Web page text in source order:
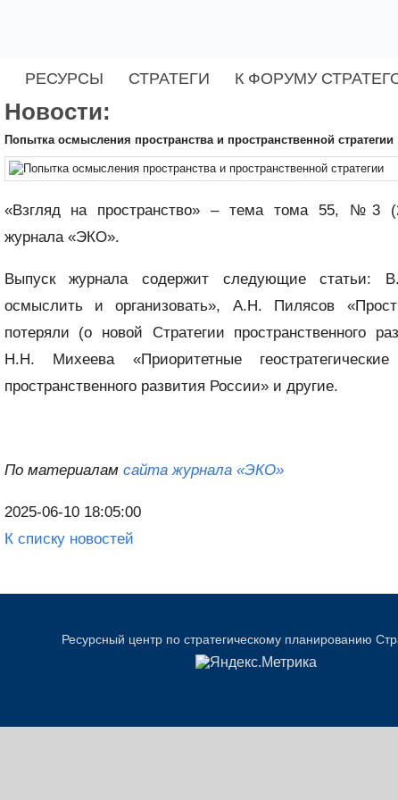
РЕСУРСЫ СТРАТЕГИ К ФОРУМУ
Новости:
Попытка осмысления пространства и пространственной стратегии
«Взгляд на пространство» – тема тома 55, №3
журнала «ЭКО».
Выпуск журнала содержит следующие статьи:
осмыслить и организовать», А.Н. Пилясов
потеряли (о новой Стратегии пространственного
Н.Н. Михеева «Приоритетные
пространственного развития России» и другие.
По материалам сайта журнала «ЭКО»
2025-06-10 18:05:00
К списку новостей
Ресурсный центр по стратегическому планированию